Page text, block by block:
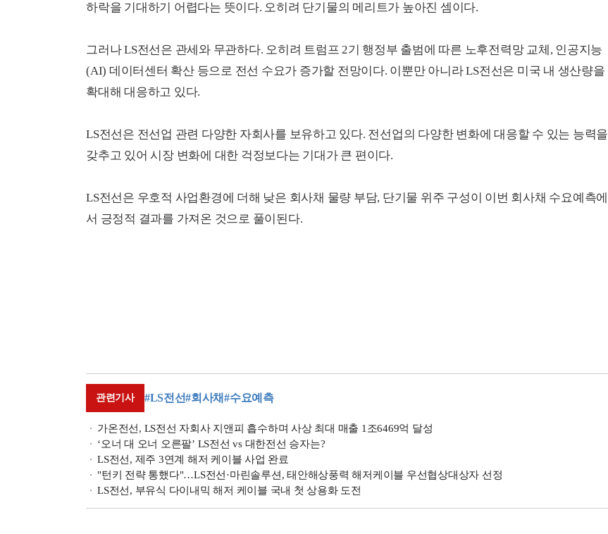
하락을 기대하기 어렵다는 뜻이다. 오히려 단기물의 메리트가 높아진 셈이다.
그러나 LS전선은 관세와 무관하다. 오히려 트럼프 2기 행정부 출범에 따른 노후전력망 교체, 인공지능
(AI) 데이터센터 확산 등으로 전선 수요가 증가할 전망이다. 이뿐만 아니라 LS전선은 미국 내 생산량을
확대해 대응하고 있다.
LS전선은 전선업 관련 다양한 자회사를 보유하고 있다. 전선업의 다양한 변화에 대응할 수 있는 능력을
갖추고 있어 시장 변화에 대한 걱정보다는 기대가 큰 편이다.
LS전선은 우호적 사업환경에 더해 낮은 회사채 물량 부담, 단기물 위주 구성이 이번 회사채 수요예측에
서 긍정적 결과를 가져온 것으로 풀이된다.
관련기사 #LS전선#회사채#수요예측
가온전선, LS전선 자회사 지앤피 흡수하며 사상 최대 매출 1조6469억 달성
‘오너 대 오너 오른팔’ LS전선 vs 대한전선 승자는?
LS전선, 제주 3연계 해저 케이블 사업 완료
"턴키 전략 통했다"…LS전선·마린솔루션, 태안해상풍력 해저케이블 우선협상대상자 선정
LS전선, 부유식 다이내믹 해저 케이블 국내 첫 상용화 도전